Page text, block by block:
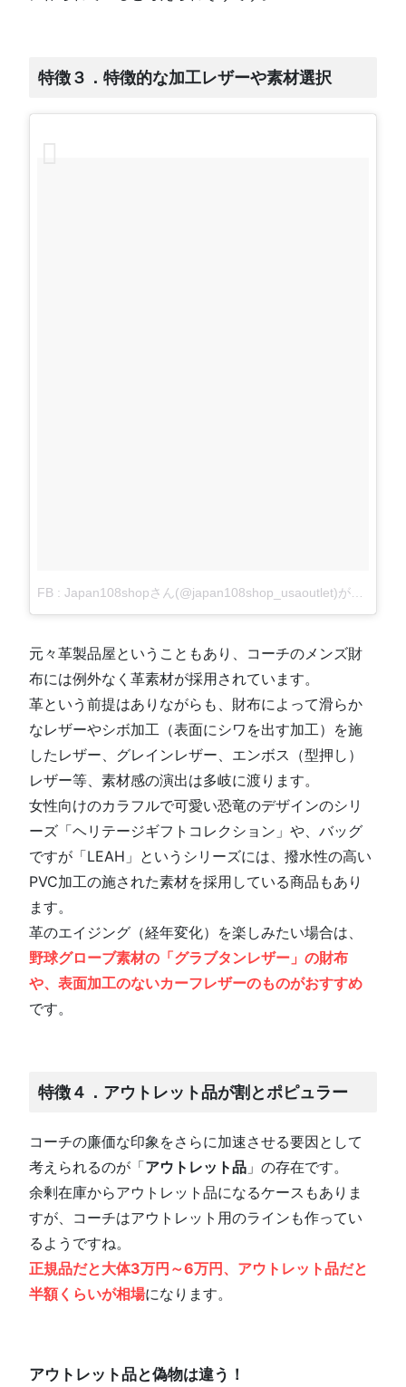
特徴３．特徴的な加工レザーや素材選択
FB : Japan108shopさん(@japan108shop_usaoutlet)が投稿した写真
元々革製品屋ということもあり、コーチのメンズ財
布には例外なく革素材が採用されています。
革という前提はありながらも、財布によって滑らか
なレザーやシボ加工（表面にシワを出す加工）を施
したレザー、グレインレザー、エンボス（型押し）
レザー等、素材感の演出は多岐に渡ります。
女性向けのカラフルで可愛い恐竜のデザインのシリ
ーズ「ヘリテージギフトコレクション」や、バッグ
ですが「LEAH」というシリーズには、撥水性の高い
PVC加工の施された素材を採用している商品もあり
ます。
革のエイジング（経年変化）を楽しみたい場合は、
野球グローブ素材の「グラブタンレザー」の財布
や、表面加工のないカーフレザーのものがおすすめ
です。
特徴４．アウトレット品が割とポピュラー
コーチの廉価な印象をさらに加速させる要因として
考えられるのが「アウトレット品 」の存在です。
余剰在庫からアウトレット品になるケースもありま
すが、コーチはアウトレット用のラインも作ってい
るようですね。
正規品だと大体3万円～6万円、アウトレット品だと
半額くらいが相場になります。
アウトレット品と偽物は違う！